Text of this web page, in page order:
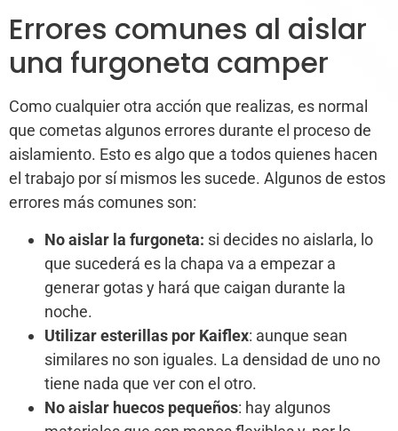
Errores comunes al aislar
una furgoneta camper
Como cualquier otra acción que realizas, es normal
que cometas algunos errores durante el proceso de
aislamiento. Esto es algo que a todos quienes hacen
el trabajo por sí mismos les sucede. Algunos de estos
errores más comunes son:
No aislar la furgoneta: si decides no aislarla, lo
que sucederá es la chapa va a empezar a
generar gotas y hará que caigan durante la
noche.
Utilizar esterillas por Kaiflex: aunque sean
similares no son iguales. La densidad de uno no
tiene nada que ver con el otro.
No aislar huecos pequeños: hay algunos